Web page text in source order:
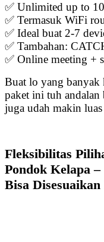
✅ Unlimited up to
✅ Termasuk WiFi
✅ Ideal buat 2-7
✅ Tambahan:
✅ Online meeting +
Buat lo yang banyak
paket ini tuh andalan
juga udah makin
Fleksibilitas
Pondok Kelapa –
Bisa